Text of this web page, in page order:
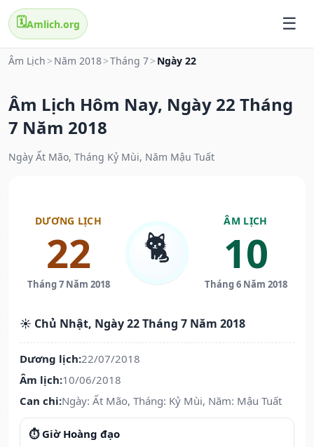
🗓️Amlich.org
Âm Lịch > Năm 2018>Tháng 7> Ngày 22
Âm Lịch Hôm Nay, Ngày 22 Tháng
7 Năm 2018
Ngày Ất Mão, Tháng Kỷ Mùi, Năm Mậu Tuất
DƯƠNG LỊCH
22
Tháng 7 Năm 2018
🐈
ÂM LỊCH
10
Tháng 6 Năm 2018
☀️ Chủ Nhật, Ngày 22 Tháng 7 Năm 2018
Dương lịch:22/07/2018
Âm lịch:10/06/2018
Can chi:Ngày: Ất Mão, Tháng: Kỷ Mùi, Năm: Mậu Tuất
⏱️ Giờ Hoàng đạo